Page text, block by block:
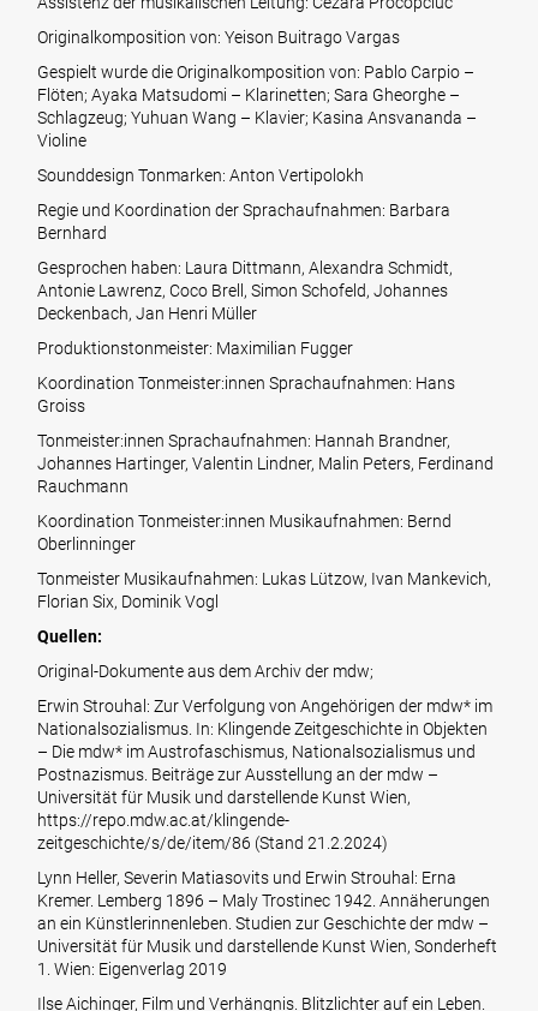
Originalkomposition von: Yeison Buitrago Vargas
Gespielt wurde die Originalkomposition von: Pablo Carpio –
Flöten; Ayaka Matsudomi – Klarinetten; Sara Gheorghe –
Schlagzeug; Yuhuan Wang – Klavier; Kasina Ansvananda –
Violine
Sounddesign Tonmarken: Anton Vertipolokh
Regie und Koordination der Sprachaufnahmen: Barbara
Bernhard
Gesprochen haben: Laura Dittmann, Alexandra Schmidt,
Antonie Lawrenz, Coco Brell, Simon Schofeld, Johannes
Deckenbach, Jan Henri Müller
Produktionstonmeister: Maximilian Fugger
Koordination Tonmeister:innen Sprachaufnahmen: Hans
Groiss
Tonmeister:innen Sprachaufnahmen: Hannah Brandner,
Johannes Hartinger, Valentin Lindner, Malin Peters, Ferdinand
Rauchmann
Koordination Tonmeister:innen Musikaufnahmen: Bernd
Oberlinninger
Tonmeister Musikaufnahmen: Lukas Lützow, Ivan Mankevich,
Florian Six, Dominik Vogl
Quellen:
Original-Dokumente aus dem Archiv der mdw;
Erwin Strouhal: Zur Verfolgung von Angehörigen der mdw* im
Nationalsozialismus. In: Klingende Zeitgeschichte in Objekten
– Die mdw* im Austrofaschismus, Nationalsozialismus und
Postnazismus. Beiträge zur Ausstellung an der mdw –
Universität für Musik und darstellende Kunst Wien,
https://repo.mdw.ac.at/klingende-
zeitgeschichte/s/de/item/86 (Stand 21.2.2024)
Lynn Heller, Severin Matiasovits und Erwin Strouhal: Erna
Kremer. Lemberg 1896 – Maly Trostinec 1942. Annäherungen
an ein Künstlerinnenleben. Studien zur Geschichte der mdw –
Universität für Musik und darstellende Kunst Wien, Sonderheft
1. Wien: Eigenverlag 2019
Ilse Aichinger, Film und Verhängnis. Blitzlichter auf ein Leben.